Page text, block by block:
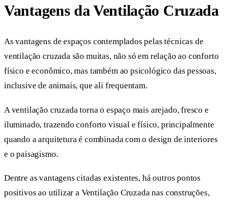
Vantagens da Ventilação Cruzada
As vantagens de espaços contemplados pelas técnicas de
ventilação cruzada são muitas, não só em relação ao conforto
físico e econômico, mas também ao psicológico das pessoas,
inclusive de animais, que ali frequentam.
A ventilação cruzada torna o espaço mais arejado, fresco e
iluminado, trazendo conforto visual e físico, principalmente
quando a arquitetura é combinada com o design de interiores
e o paisagismo.
Dentre as vantagens citadas existentes, há outros pontos
positivos ao utilizar a Ventilação Cruzada nas construções,